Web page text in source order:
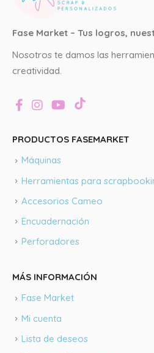
Fase Market – Tus logros,
Nosotros te damos las
creatividad.
PRODUCTOS FASEMARKET
Máquinas
Herramientas para
Accesorios Cameo
Encuadernación
Perforadores
MÁS INFORMACIÓN
Fase Market
Mi cuenta
Lista de deseos